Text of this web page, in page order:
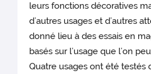
leurs fonctions décoratives
d’autres usages et d’autres
donné lieu à des essais en
basés sur l’usage que l’on
Quatre usages ont été testés